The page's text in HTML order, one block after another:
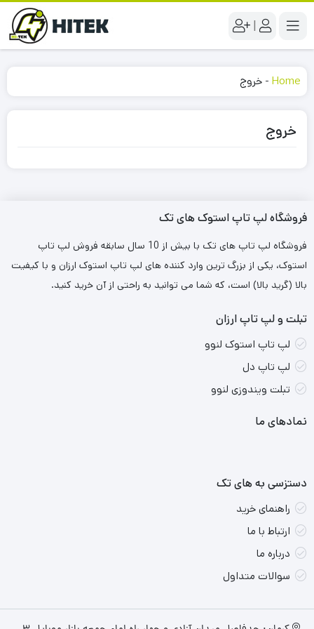
|
Home
- خروج
خروج
فروشگاه لپ تاپ استوک های تک
فروشگاه لپ تاپ های تک با بیش از 10 سال سابقه فروش لپ تاپ
استوک، یکی از بزرگ ترین وارد کننده های لپ تاپ استوک ارزان و با کیفیت
بالا (گرید بالا) است، که شما می توانید به راحتی از آن خرید کنید.
تبلت و لپ تاپ ارزان
لپ تاپ استوک لنوو
لپ تاپ دل
تبلت ویندوزی لنوو
نمادهای ما
دستزسی به های تک
راهنمای خرید
ارتباط با ما
درباره ما
سوالات متداول